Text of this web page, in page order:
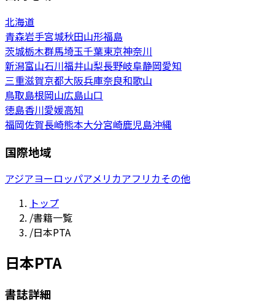
北海道
青森岩手宮城秋田山形福島
茨城栃木群馬埼玉千葉東京神奈川
新潟富山石川福井山梨長野岐阜静岡愛知
三重滋賀京都大阪兵庫奈良和歌山
鳥取島根岡山広島山口
徳島香川愛媛高知
福岡佐賀長崎熊本大分宮崎鹿児島沖縄
国際地域
アジアヨーロッパアメリカアフリカその他
トップ
/書籍一覧
/日本PTA
日本PTA
書誌詳細